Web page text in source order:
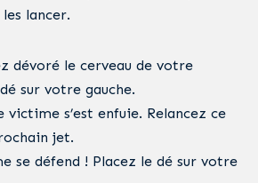
lancer.
dévoré le cerveau de votre
sur votre gauche.
s’est enfuie. Relancez ce
jet.
se défend ! Placez le dé sur votre